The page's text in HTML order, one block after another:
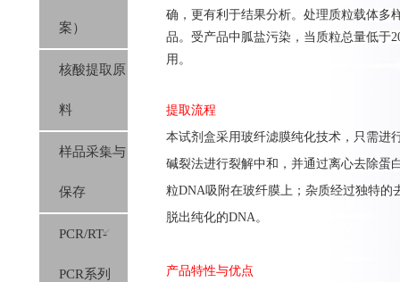
案）
核酸提取原
料
样品采集与
保存
PCR/RT-
PCR系列
确，更有利于结果分析。处理质粒载体多
品。受产品中胍盐污染，当质粒总量低于
用。
提取流程
本试剂盒采用玻纤滤膜纯化技术，只需进
碱裂法进行裂解中和，并通过离心去除蛋
粒DNA吸附在玻纤膜上；杂质经过独特
脱出纯化的DNA。
产品特性与优点